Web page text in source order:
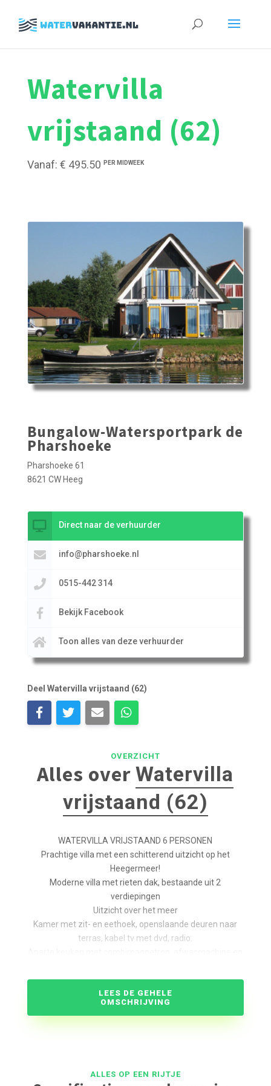
Zoeken
Watervilla
vrijstaand (62)
Vanaf: € 495.50 PER MIDWEEK
Bungalow-Watersportpark de
Pharshoeke
Pharshoeke 61
8621 CW Heeg
Direct naar de verhuurder
info@pharshoeke.nl
0515-442 314
Bekijk Facebook
Toon alles van deze verhuurder
Deel Watervilla vrijstaand (62)
OVERZICHT
Alles overWatervilla
vrijstaand (62)
WATERVILLA VRIJSTAAND 6 PERSONEN
Prachtige villa met een schitterend uitzicht op het
Heegermeer!
Moderne villa met rieten dak, bestaande uit 2
verdiepingen
Uitzicht over het meer
Kamer met zit- en eethoek, openslaande deuren naar
terras, kabel tv met dvd, radio.
Ruim terras met tuinmeubels en eigen aanlegsteiger.
Royale tuin om de villa.
Ruime berging.
Badkamer met ligbad, douche en wastafel. Apart toilet.
LEES DE GEHELE
OMSCHRIJVING
ALLES OP EEN RIJTJE